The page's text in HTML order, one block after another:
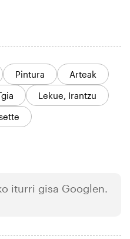
Pintura
Arteak
Lekue, Irantzu
iturri gisa Googlen.